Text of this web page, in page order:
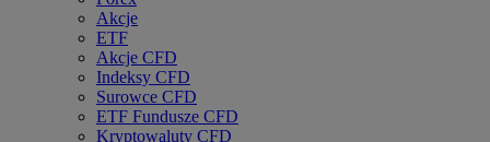
Akcje
ETF
Akcje CFD
Indeksy CFD
Surowce CFD
ETF Fundusze CFD
Kryptowaluty CFD